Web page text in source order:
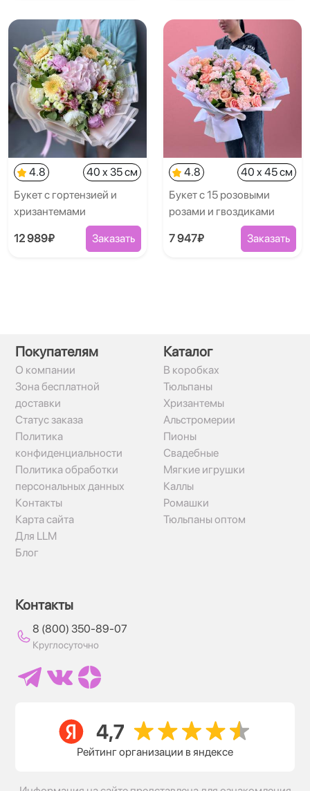
4.8
40 x 35 см
Букет с гортензией и
хризантемами
12 989₽ Заказать
4.8
40 x 45 см
Букет с 15 розовыми
розами и гвоздиками
7 947₽ Заказать
Покупателям
О компании
Зона бесплатной
доставки
Статус заказа
Политика
конфиденциальности
Политика обработки
персональных данных
Контакты
Карта сайта
Для LLM
Блог
Каталог
В коробках
Тюльпаны
Хризантемы
Альстромерии
Пионы
Свадебные
Мягкие игрушки
Каллы
Ромашки
Тюльпаны оптом
Контакты
8 (800) 350-89-07
Круглосуточно
Рейтинг организации в яндексе